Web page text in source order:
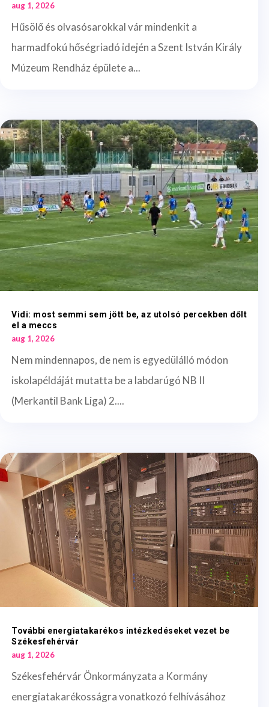
aug 1, 2026
Hűsölő és olvasósarokkal vár mindenkit a
harmadfokú hőségriadó idején a Szent István Király
Múzeum Rendház épülete a...
Vidi: most semmi sem jött be, az utolsó percekben dőlt
el a meccs
aug 1, 2026
Nem mindennapos, de nem is egyedülálló módon
iskolapéldáját mutatta be a labdarúgó NB II
(Merkantil Bank Liga) 2....
További energiatakarékos intézkedéseket vezet be
Székesfehérvár
aug 1, 2026
Székesfehérvár Önkormányzata a Kormány
energiatakarékosságra vonatkozó felhívásához